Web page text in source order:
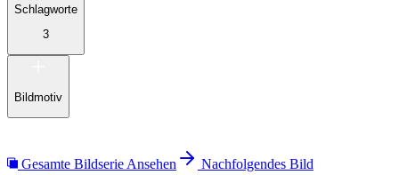
Schlagworte
3
Bildmotiv
Gesamte Bildserie Ansehen Nachfolgendes Bild